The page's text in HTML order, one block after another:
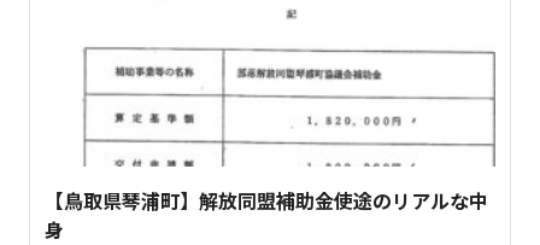
【鳥取県琴浦町】解放同盟補助金使途のリアルな中
身